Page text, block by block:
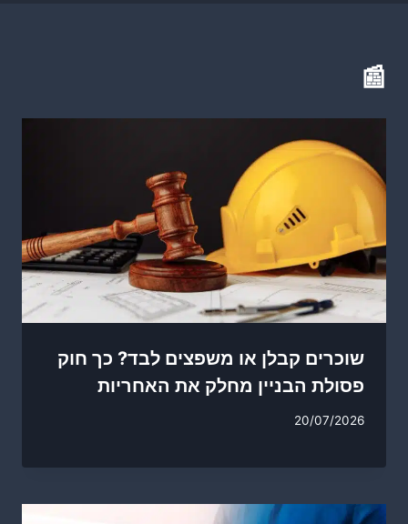
📰
שוכרים קבלן או משפצים לבד? כך חוק
פסולת הבניין מחלק את האחריות
20/07/2026